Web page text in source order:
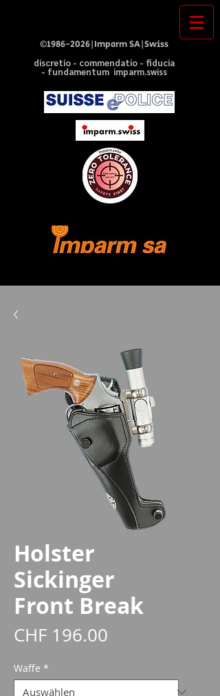
©1986-2026|Imparm SA|Swiss
discretio - commendatio - fiducia
- fundamentum imparm.swiss
Holster
Sickinger
Front Break
CHF 196.00
Waffe *